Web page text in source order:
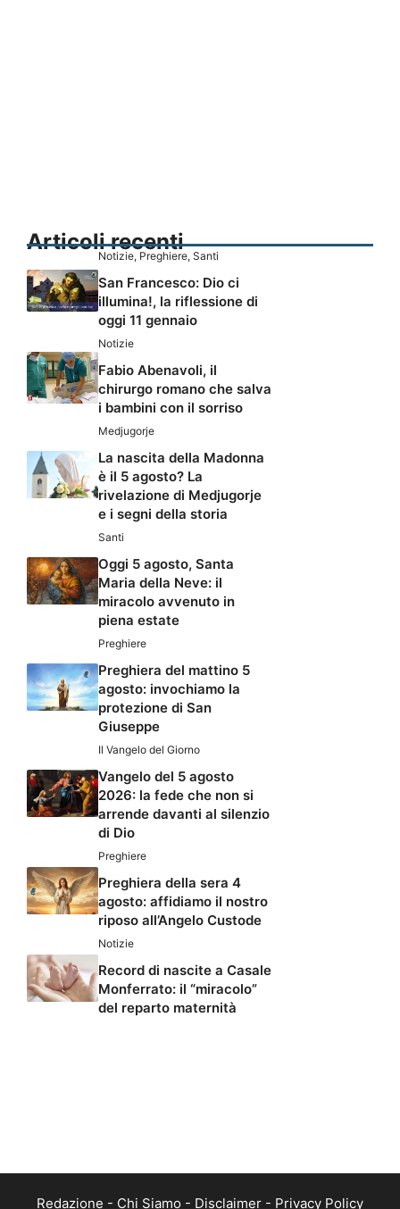
Articoli recenti
Notizie, Preghiere, Santi
San Francesco: Dio ci
illumina!, la riflessione di
oggi 11 gennaio
Notizie
Fabio Abenavoli, il
chirurgo romano che salva
i bambini con il sorriso
Medjugorje
La nascita della Madonna
è il 5 agosto? La
rivelazione di Medjugorje
e i segni della storia
Santi
Oggi 5 agosto, Santa
Maria della Neve: il
miracolo avvenuto in
piena estate
Preghiere
Preghiera del mattino 5
agosto: invochiamo la
protezione di San
Giuseppe
Il Vangelo del Giorno
Vangelo del 5 agosto
2026: la fede che non si
arrende davanti al silenzio
di Dio
Preghiere
Preghiera della sera 4
agosto: affidiamo il nostro
riposo all’Angelo Custode
Notizie
Record di nascite a Casale
Monferrato: il “miracolo”
del reparto maternità
Redazione - Chi Siamo - Disclaimer - Privacy Policy